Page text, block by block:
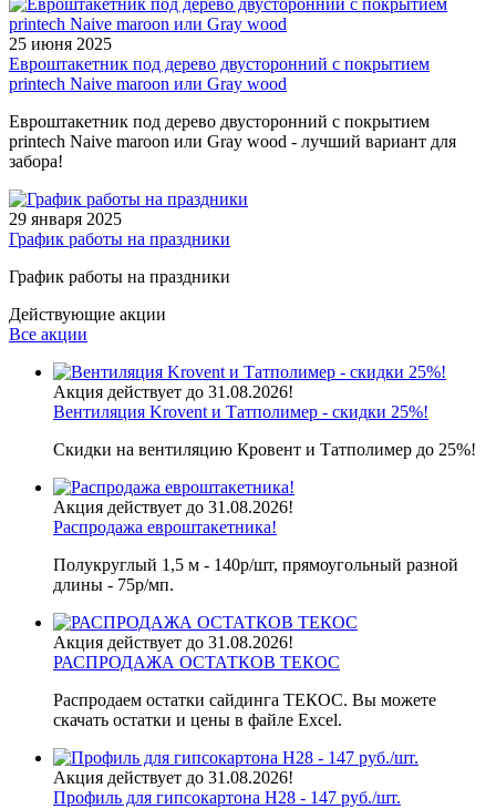
25 июня 2025
Евроштакетник под дерево двусторонний с покрытием
printech Naive maroon или Gray wood
Евроштакетник под дерево двусторонний с покрытием
printech Naive maroon или Gray wood - лучший вариант для
забора!
29 января 2025
График работы на праздники
График работы на праздники
Действующие акции
Все акции
Акция действует до 31.08.2026!
Вентиляция Krovent и Татполимер - скидки 25%!
Скидки на вентиляцию Кровент и Татполимер до 25%!
Акция действует до 31.08.2026!
Распродажа евроштакетника!
Полукруглый 1,5 м - 140р/шт, прямоугольный разной
длины - 75р/мп.
Акция действует до 31.08.2026!
РАСПРОДАЖА ОСТАТКОВ ТЕКОС
Распродаем остатки сайдинга ТЕКОС. Вы можете
скачать остатки и цены в файле Excel.
Акция действует до 31.08.2026!
Профиль для гипсокартона H28 - 147 руб./шт.